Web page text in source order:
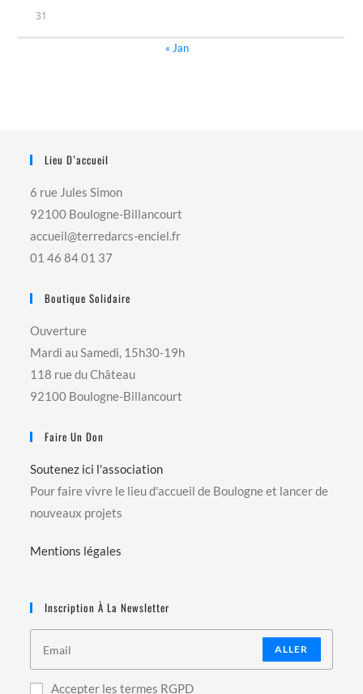
31
« Jan
Lieu D’accueil
6 rue Jules Simon
92100 Boulogne-Billancourt
accueil@terredarcs-enciel.fr
01 46 84 01 37
Boutique Solidaire
Ouverture
Mardi au Samedi, 15h30-19h
118 rue du Château
92100 Boulogne-Billancourt
Faire Un Don
Soutenez ici l'association
Pour faire vivre le lieu d'accueil de Boulogne et lancer de
nouveaux projets
Mentions légales
Inscription À La Newsletter
ALLER
Accepter les termes RGPD